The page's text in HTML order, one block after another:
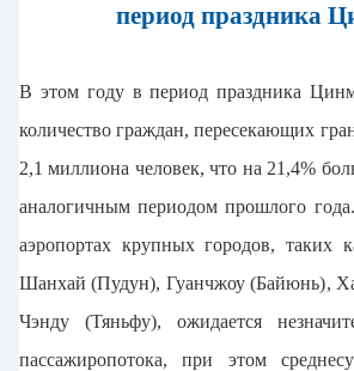
период праздника
В этом году в период праздника
количество граждан, пересекающих
2,1 миллиона человек, что на 21,4%
аналогичным периодом прошлого
аэропортах крупных городов, таких
Шанхай (Пудун), Гуанчжоу (Байюнь),
Чэнду (Тяньфу), ожидается
пассажиропотока, при этом